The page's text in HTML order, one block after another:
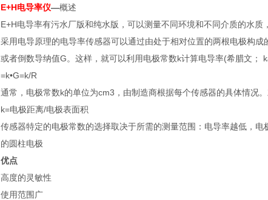
E+H电导率仪—概述
E+H电导率有污水厂版和纯水版，可以测量不同环境和不同介质的水质
采用电导原理的电导率传感器可以通过由处于相对位置的两根电极构
或者倒数导纳值G。这样，就可以利用电极常数k计算电导率(希腊文；
=k•G=k/R
通常，电极常数k的单位为cm3，由制造商根据每个传感器的具体情况
k=电极距离/电极表面积
传感器特定的电极常数的选择取决于所需的测量范围：电导率越低，
的圆柱电极
优点
高度的灵敏性
使用范围广